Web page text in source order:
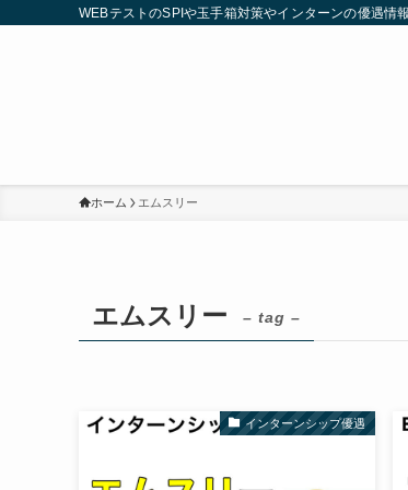
WEBテストのSPIや玉手箱対策やインターンの優遇情
ホーム エムスリー
エムスリー – tag –
インターンシップ優遇